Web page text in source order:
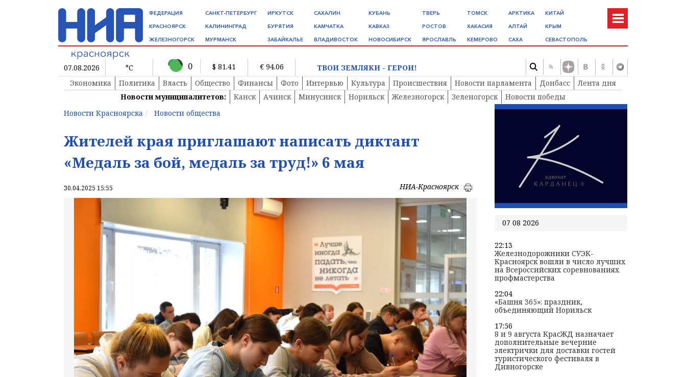
ФЕДЕРАЦИЯ
КРАСНОЯРСК
ЖЕЛЕЗНОГОРСК
САНКТ-ПЕТЕРБУРГ
КАЛИНИНГРАД
МУРМАНСК
ИРКУТСК
БУРЯТИЯ
ЗАБАЙКАЛЬЕ
САХАЛИН
КАМЧАТКА
ВЛАДИВОСТОК
КУБАНЬ
КАВКАЗ
НОВОСИБИРСК
ТВЕРЬ
РОСТОВ
ЯРОСЛАВЛЬ
ТОМСК
ХАКАСИЯ
КЕМЕРОВО
АРКТИКА
АЛТАЙ
САХА
КИТАЙ
КРЫМ
СЕВАСТОПОЛЬ
07.08.2026 °C 0 $ 81.41 € 94.06
ТВОИ ЗЕМЛЯКИ - ГЕРОИ!
Экономика
Политика Власть Общество Финансы Фото Интервью Культура Происшествия Новости парламента Донбасс
Лента дня
Новости муниципалитетов:
Канск Ачинск Минусинск Норильск Железногорск Зеленогорск
Новости победы
Новости Красноярска
Новости общества
Жителей края приглашают написать диктант
«Медаль за бой, медаль за труд!» 6 мая
30.04.2025 15:55 НИА-Красноярск
07 08 2026
22:13
Железнодорожники СУЭК-
Красноярск вошли в число лучших
на Всероссийских соревнованиях
профмастерства
22:04
«Башня 365»: праздник,
объединяющий Норильск
17:56
8 и 9 августа КрасЖД назначает
дополнительные вечерние
электрички для доставки гостей
туристического фестиваля в
Дивногорске